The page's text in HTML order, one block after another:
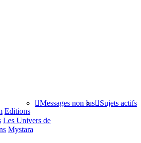
Sujets actifs
Messages non lus
Editions
Les Univers de
Mystara